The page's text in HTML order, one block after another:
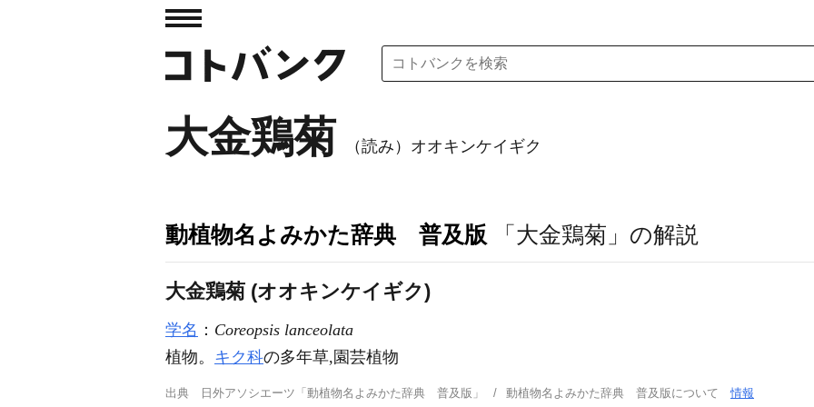
大金鶏菊 （読み）オオキンケイギク
動植物名よみかた辞典 普及版 「大金鶏菊」の解説
大金鶏菊 (オオキンケイギク)
学名 ： Coreopsis lanceolata
植物。 キク科の多年草,園芸植物
出典 日外アソシエーツ「動植物名よみかた辞典 普及版」 動植物名よみかた辞典 普及版について情報